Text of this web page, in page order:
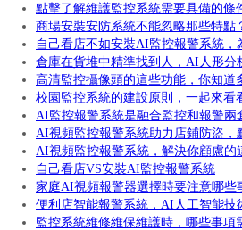
點擊了解維護監控系統需要具備的條
商場安裝安防系統不能忽略那些特點
自己看店不如安裝AI監控報警系統，
倉庫在貨堆中精準找到人，AI人形分
高清監控攝像頭的這些功能，你知道
校園監控系統的建設原則，一起來看
AI監控報警系統是融合監控和報警兩
AI視頻監控報警系統助力店鋪防盜，
AI視頻監控報警系統，解決你顧慮的
自己看店VS安裝AI監控報警系統
家庭AI視頻報警器選擇時要注意哪些
便利店智能報警系統，AI人工智能技
監控系統維修維保維護時，哪些事項